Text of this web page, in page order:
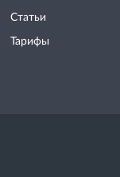
Статьи
Тарифы